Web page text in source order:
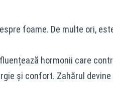
foame. De multe ori,
hormonii care
și confort. Zahărul